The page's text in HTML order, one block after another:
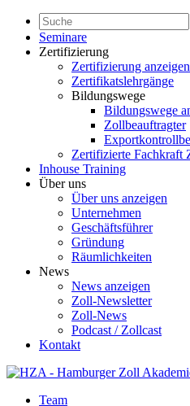
Seminare
Zertifizierung
Zertifizierung anzeigen
Zertifikatslehrgänge
Bildungswege
Bildungswege
Zollbeauftragter
Zertifizierte
Inhouse Training
Über uns
Über uns anzeigen
Unternehmen
Geschäftsführer
Gründung
Räumlichkeiten
News
News anzeigen
Zoll-Newsletter
Zoll-News
Podcast / Zollcast
Kontakt
Team